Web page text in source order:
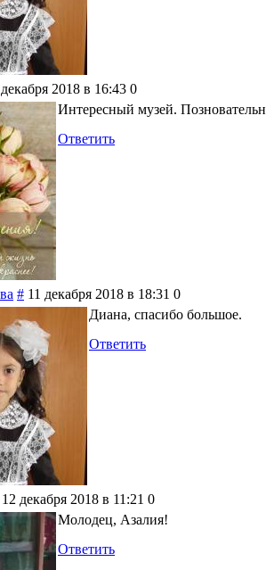
2018 в 16:43 0
Интересный музей.
Ответить
# 11 декабря 2018 в 18:31 0
Диана, спасибо большое.
Ответить
12 декабря 2018 в 11:21 0
Молодец, Азалия!
Ответить